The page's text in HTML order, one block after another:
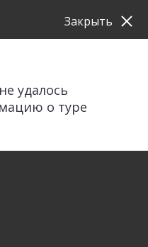
удалось
о туре
Закрыть